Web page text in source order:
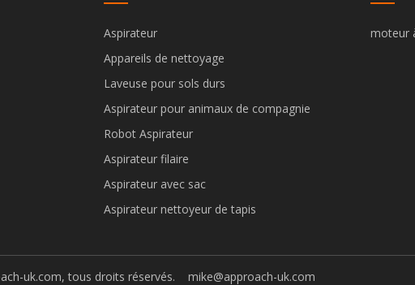
Aspirateur
Appareils de nettoyage
Laveuse pour sols durs
Aspirateur pour animaux de compagnie
Robot Aspirateur
Aspirateur filaire
Aspirateur avec sac
Aspirateur nettoyeur de tapis
moteur
uk.com, tous droits réservés. mike@approach-uk.com